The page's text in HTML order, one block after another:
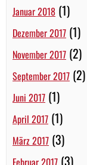
Januar 2018 (1)
Dezember 2017 (1)
November 2017 (2)
September 2017 (2)
Juni 2017 (1)
April 2017 (1)
März 2017 (3)
Februar 2017 (3)